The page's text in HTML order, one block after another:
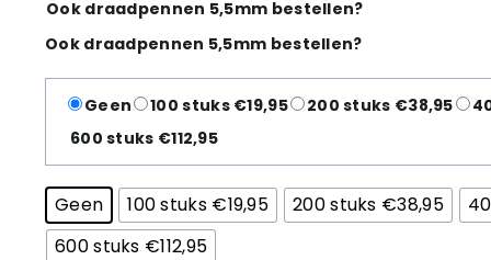
Ook draadpennen 5,5mm bestellen?
Ook draadpennen 5,5mm bestellen?
Geen 100 stuks €19,95 200 stuks €38,95
600 stuks €112,95
Geen 100 stuks €19,95 200 stuks €38,95
600 stuks €112,95